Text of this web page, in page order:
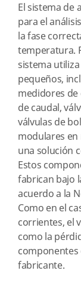
El sistema de
para el
la fase
temperatura.
sistema
pequeños,
medidores
de caudal,
válvulas de
modulares
una solución
Estos
fabrican bajo
acuerdo a la
Como en el
corrientes, el
como la
componentes
fabricante.